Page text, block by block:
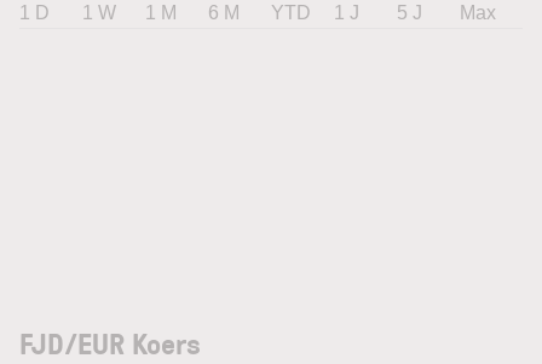
1 D 1 W 1 M 6 M YTD 1 J 5 J Max
FJD/EUR Koers